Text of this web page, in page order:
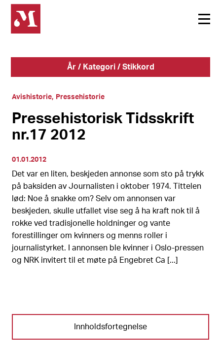
Avishistorie Pressehistorie
Pressehistorisk Tidsskrift
nr.17 2012
01.01.2012
Det var en liten, beskjeden annonse som sto på trykk
på baksiden av Journalisten i oktober 1974. Tittelen
lød: Noe å snakke om? Selv om annonsen var
beskjeden, skulle utfallet vise seg å ha kraft nok til å
rokke ved tradisjonelle holdninger og vante
forestillinger om kvinners og menns roller i
journalistyrket. I annonsen ble kvinner i Oslo-pressen
og NRK invitert til et møte på Engebret Ca [...]
Innholdsfortegnelse
År / Kategori / Stikkord